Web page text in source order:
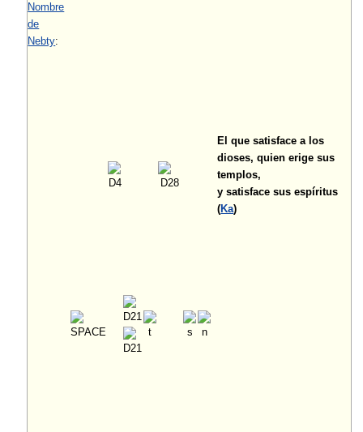
Nombre
de
Nebty:
El que satisface a los
dioses, quien erige sus
templos,
y satisface sus espíritus
(Ka)